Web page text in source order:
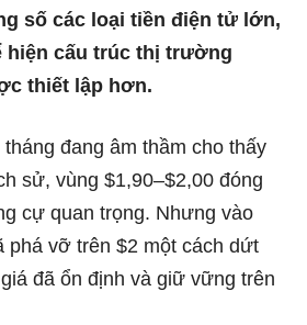
số các loại tiền điện tử lớn,
hiện cấu trúc thị trường
thiết lập hơn.
đang âm thầm cho thấy
sử, vùng $1,90–$2,00 đóng
cự quan trọng. Nhưng vào
phá vỡ trên $2 một cách dứt
đã ổn định và giữ vững trên